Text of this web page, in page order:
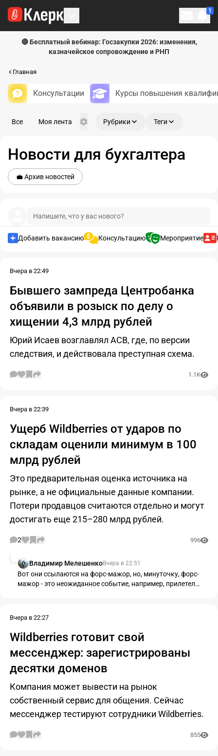
1
🔴 Бесплатный вебинар: Госзакупки 2026: изменения,
казначейское сопровождение и РНП
Главная
Консультации Курсы повышения
Все Моя лента Рубрики Теги
Новости для бухгалтера
💼 Архив новостей
Напишите, что у вас нового?
Добавить вакансию консультацию Мероприятие
Вчера в 22:49
Бывшего зампреда Центробанка
объявили в розыск по делу о
хищении 4,3 млрд рублей
Юрий Исаев возглавлял АСВ, где, по версии
следствия, и действовала преступная схема.
1.1K
Вчера в 22:39
Ущерб Wildberries от ударов по
складам оценили минимум в 100
млрд рублей
Это предварительная оценка источника на
рынке, а не официальные данные компании.
Потери продавцов считаются отдельно и могут
достигать еще 215–280 млрд рублей.
2 996
Владимир МелешенкоВчера в 22:51
Вот они ссылаются на форс-мажор, но, минуточку, форс-
мажор - это неожиданное событие, например, прилетел
Вчера в 22:27
Wildberries готовит свой
мессенджер: зарегистрированы
десятки доменов
Компания может вывести на рынок
собственный сервис для общения. Сейчас
мессенджер тестируют сотрудники Wildberries.
855